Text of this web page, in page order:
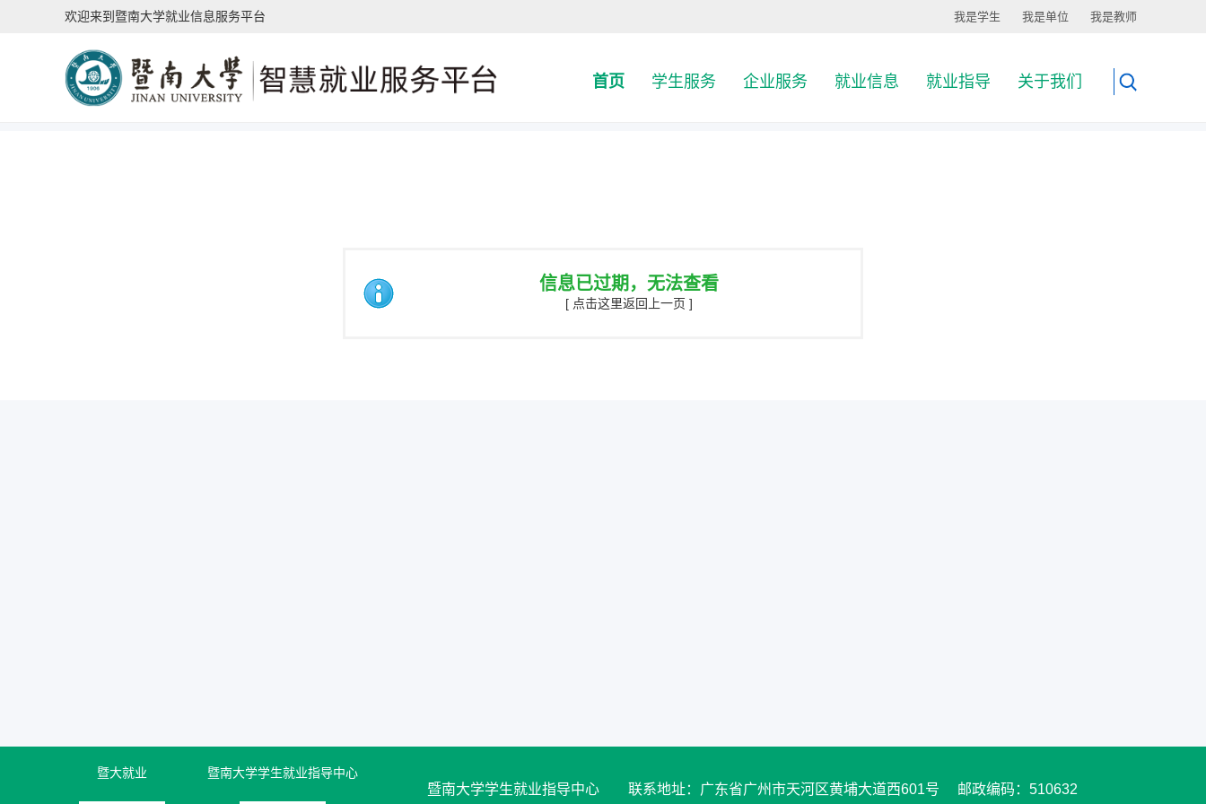
欢迎来到暨南大学就业信息服务平台 我是学生 我是单位 我是教师
首页 学生服务 企业服务 就业信息 就业指导 关于我们
信息已过期，无法查看
[ 点击这里返回上一页 ]
暨大就业 暨南大学学生就业指导中心
暨南大学学生就业指导中心 联系地址：广东省广州市天河区黄埔大道西601号 邮政编码：510632